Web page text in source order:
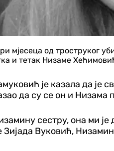
мјесеца од троструког
и тетак Низаме
је казала да је
да су се он и Низама
сестру, она ми је
Зијада Вуковић,